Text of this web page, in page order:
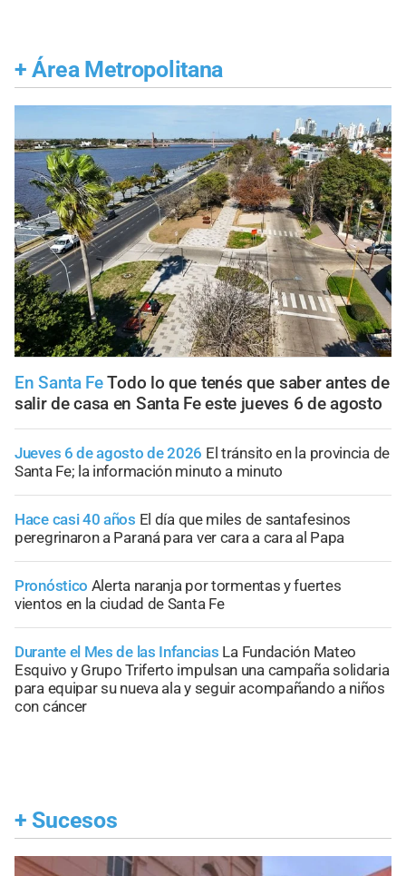
+ Área Metropolitana
En Santa Fe Todo lo que tenés que saber antes de
salir de casa en Santa Fe este jueves 6 de agosto
Jueves 6 de agosto de 2026 El tránsito en la provincia de
Santa Fe; la información minuto a minuto
Hace casi 40 años El día que miles de santafesinos
peregrinaron a Paraná para ver cara a cara al Papa
Pronóstico Alerta naranja por tormentas y fuertes
vientos en la ciudad de Santa Fe
Durante el Mes de las Infancias La Fundación Mateo
Esquivo y Grupo Triferto impulsan una campaña solidaria
para equipar su nueva ala y seguir acompañando a niños
con cáncer
+ Sucesos